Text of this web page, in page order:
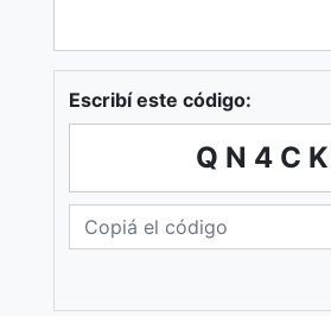
Escribí este código:
QN4CK